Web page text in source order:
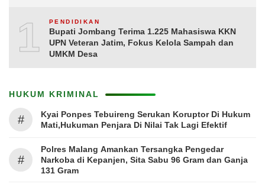
10PENDIDIKAN
Bupati Jombang Terima 1.225 Mahasiswa KKN
UPN Veteran Jatim, Fokus Kelola Sampah dan
UMKM Desa
HUKUM KRIMINAL
#
Kyai Ponpes Tebuireng Serukan Koruptor Di Hukum
Mati,Hukuman Penjara Di Nilai Tak Lagi Efektif
#
Polres Malang Amankan Tersangka Pengedar
Narkoba di Kepanjen, Sita Sabu 96 Gram dan Ganja
131 Gram